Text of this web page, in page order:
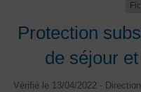
Protection
de séjour
Vérifié le 13/04/2022 -